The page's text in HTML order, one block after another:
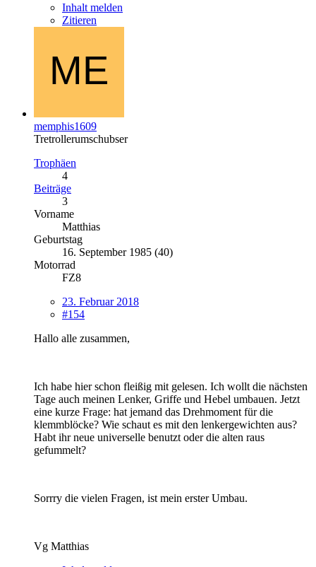
Inhalt melden
Zitieren
memphis1609
Tretrollerumschubser
Trophäen
4
Beiträge
3
Vorname
Matthias
Geburtstag
16. September 1985 (40)
Motorrad
FZ8
23. Februar 2018
#154
Hallo alle zusammen,
Ich habe hier schon fleißig mit gelesen. Ich wollt die nächsten
Tage auch meinen Lenker, Griffe und Hebel umbauen. Jetzt
eine kurze Frage: hat jemand das Drehmoment für die
klemmblöcke? Wie schaut es mit den lenkergewichten aus?
Habt ihr neue universelle benutzt oder die alten raus
gefummelt?
Sorrry die vielen Fragen, ist mein erster Umbau.
Vg Matthias